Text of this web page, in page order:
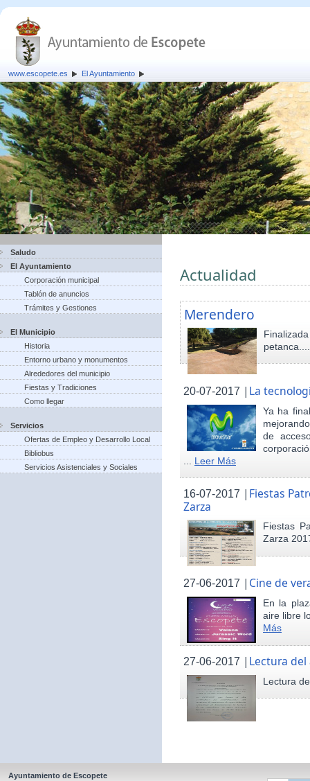
www.escopete.es El Ayuntamiento
Saludo
El Ayuntamiento
Corporación municipal
Tablón de anuncios
Trámites y Gestiones
El Municipio
Historia
Entorno urbano y monumentos
Alrededores del municipio
Fiestas y Tradiciones
Como llegar
Servicios
Ofertas de Empleo y Desarrollo Local
Bibliobus
Servicios Asistenciales y Sociales
Actualidad
Merendero
20-07-2017 | La
Ya ha
de
Leer Más
16-07-2017 | Fiestas
Zarza
Fiestas
Zarza
27-06-2017 | Cine de
En la
aire libre
Más
27-06-2017 | Lectura del
Lectura
Ayuntamiento de Escopete